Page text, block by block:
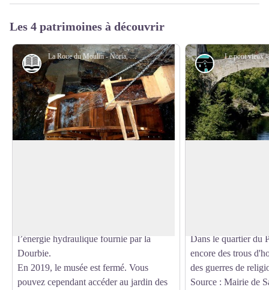
Les 4 patrimoines à découvrir
La Roue du Moulin - Noria, Maison de l'Eau
Histoire et patrimoine
l’énergie hydraulique fournie par la
Dourbie.
En 2019, le musée est fermé. Vous
pouvez cependant accéder au jardin des
Le pont vieux
Architecture
Dans le quartier du
encore des trous
des guerres de
Source : Mairie de